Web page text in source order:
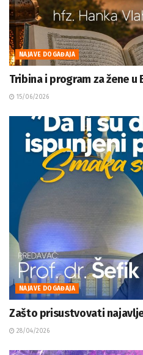
NAJAVE DOGAĐAJA
Tribina i program za žene u
15/06/2026
NAJAVE DOGAĐAJA
Zašto prisustvovati
28/04/2026